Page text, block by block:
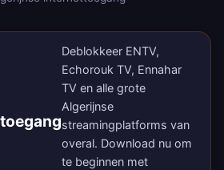
Deblokkeer ENTV,
Echorouk TV, Ennahar
TV en alle grote
Algerijnse
streamingplatforms van
overal. Download nu om
te beginnen met